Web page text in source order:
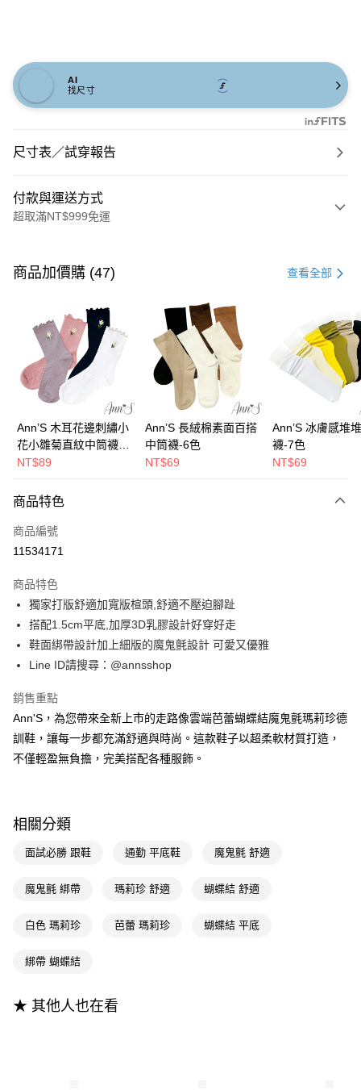
AI
找尺寸
尺寸表／試穿報告
付款與運送方式
超取滿NT$999免運
信用卡一次付款
3 期 0 利率 每期 21家銀行
合作金庫商業銀行
第一商業銀行
華南商業銀行
彰化商業銀行
上海商業儲蓄銀行
台北富邦商業銀行
國泰世華商業銀行
兆豐國際商業銀行
臺灣中小企業銀行
台中商業銀行
匯豐（台灣）商業銀行
華泰商業銀行
聯邦商業銀行
遠東國際商業銀行
元大商業銀行
台新國際商業銀行
6 期 0 利率 每期NT$313 21家銀行
合作金庫商業銀行
第一商業銀行
華南商業銀行
彰化商業銀行
上海商業儲蓄銀行
台北富邦商業銀行
國泰世華商業銀行
兆豐國際商業銀行
臺灣中小企業銀行
台中商業銀行
匯豐（台灣）商業銀行
元大商業銀行
玉山商業銀行
台新國際商業銀行
台灣樂天信用卡公司
購物金
LINE Pay
Apple Pay
街口支付
悠遊付
Google Pay
全支付
大哥付你分期
相關說明
【大哥付你分期使用說明】
1.本服務由台灣大哥大提供，台灣大哥大用戶可立即使用無須另外申請。
流程，驗證手機門號後，選擇欲分期的期數、繳款截止日，確認付款後即完
成交易。
4.訂單成立30分鐘內，如未前往確認交易或遇審核未通過，訂單將自動取
消。如遇「轉專審核」未通過狀況，表示未達大哥付你分期系統評分，恕無
醒簡訊。
2.透過簡訊連結打開帳單後，可選擇「超商條碼／台灣大直營門市／銀行轉
帳／街口支付／iPASS MONEY」等通路繳費。
1.本服務係由「台灣大哥大股份有限公司」（以下簡稱本公司）所提供，讓
買賣價金債權讓與本公司後，依約使用本公司帳單繳交帳款。
2.基於同意付款使用「大哥付你分期」之契約關係目的，商店將以您的個人
由本公司與您本人進行分期帳單所需資料之確認、核對及更正。
AFTEE先享後付
【關於「AFTEE先享後付」】
AFTEE先享後付是「在收到商品之後才付款」的支付方式。 讓您購物簡單
便利好安心！
１．簡單：不需註冊會員、不需綁卡、不需儲值。
２．便利：只要手機號碼，簡訊認證，即可結帳。
１．於結帳方式選擇「AFTEE先享後付」後，將跳轉至「AFTEE先享後付」
２．訂單成立數日內，您將收到繳費通知簡訊。
ATM／網路銀行／等多元方式進行付款，方視為交易完成。
※ 請注意：結帳手續完成當下不需立刻繳費，但若您需要取消訂單，請聯絡
後付繳納相關費用。
是否繳費成功／繳費後需取消欲退款等相關疑問，請聯繫「AFTEE先享後付
客戶支援中心」
【注意事項】
１．透過由恩沛科技股份有限公司提供之「AFTEE先享後付」服務完成之交
ATM付款
運送方式
每筆NT$100，滿NT$999(含以上)免運費
萊爾富付款取貨
每筆NT$100，滿NT$999(含以上)免運費
每筆NT$100，滿NT$999(含以上)免運費
商品加價購 (47) 查看全部
Ann’S 木耳花邊刺繡小
花小雛菊直紋中筒襪-4
色
NT$89
Ann’S 長絨棉素面百搭
中筒襪-6色
NT$69
Ann’S 冰膚感堆
襪-7色
NT$69
商品特色
商品編號
11534171
商品特色
獨家打版舒適加寬版楦頭,舒適不壓迫腳趾
搭配1.5cm平底,加厚3D乳膠設計好穿好走
鞋面綁帶設計加上細版的魔鬼氈設計 可愛又優雅
Line ID請搜尋：@annsshop
銷售重點
Ann'S，為您帶來全新上市的走路像雲端芭蕾蝴蝶結魔鬼氈瑪莉珍德
訓鞋，讓每一步都充滿舒適與時尚。這款鞋子以超柔軟材質打造，
不僅輕盈無負擔，完美搭配各種服飾。
相關分類
面試必勝 跟鞋 通勤 平底鞋 魔鬼氈 舒適
魔鬼氈 綁帶 瑪莉珍 舒適 蝴蝶結 舒適
白色 瑪莉珍 芭蕾 瑪莉珍 蝴蝶結 平底
綁帶 蝴蝶結
★ 其他人也在看